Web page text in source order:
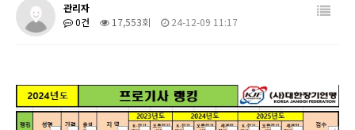
관리자
0건
17,553회 24-12-09 11:17